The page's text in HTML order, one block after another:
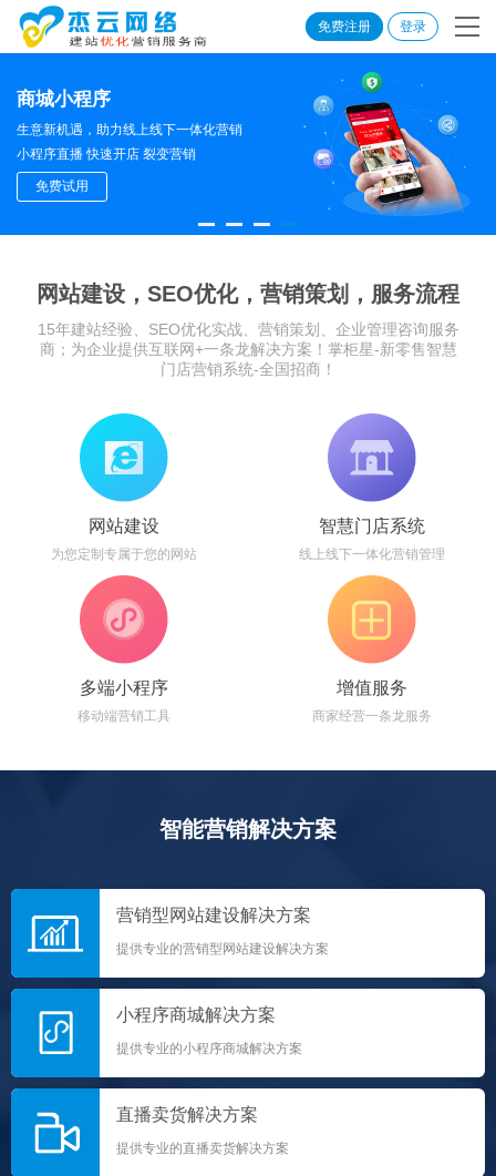
免费注册 登录
商城小程序
生意新机遇，助力线上线下一体化营销
小程序直播 快速开店 裂变营销
免费试用
网站建设，SEO优化，营销策划，服务流程
15年建站经验、SEO优化实战、营销策划、企业管理咨询服务
商；为企业提供互联网+一条龙解决方案！掌柜星-新零售智慧
门店营销系统-全国招商！
网站建设
为您定制专属于您的网站
智慧门店系统
线上线下一体化营销管理
多端小程序
移动端营销工具
增值服务
商家经营一条龙服务
智能营销解决方案
营销型网站建设解决方案
提供专业的营销型网站建设解决方案
小程序商城解决方案
提供专业的小程序商城解决方案
直播卖货解决方案
提供专业的直播卖货解决方案